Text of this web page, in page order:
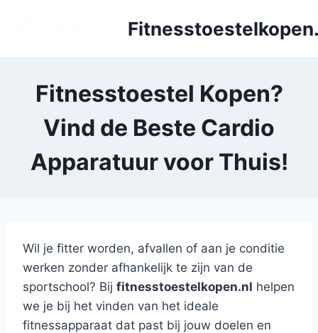
Fitnesstoestel Kopen?
Vind de Beste Cardio
Apparatuur voor Thuis!
Wil je fitter worden, afvallen of aan je conditie
werken zonder afhankelijk te zijn van de
sportschool? Bij fitnesstoestelkopen.nl helpen
we je bij het vinden van het ideale
fitnessapparaat dat past bij jouw doelen en